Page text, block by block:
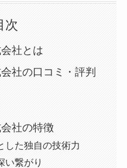
次
社とは
社の口コミ・評判
社の特徴
した独自の技術力
い繋がり